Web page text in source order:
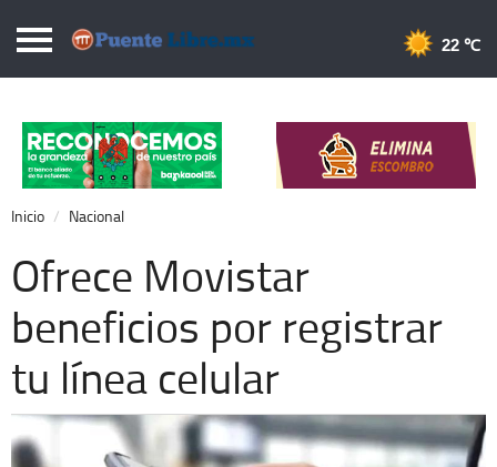
Puentelibre.mx
Local
Nacional
Opinión
Cronos
Economía
Espectáculos
Extra +
22 ℃
Inicio Nacional
Ofrece Movistar
beneficios por registrar
tu línea celular